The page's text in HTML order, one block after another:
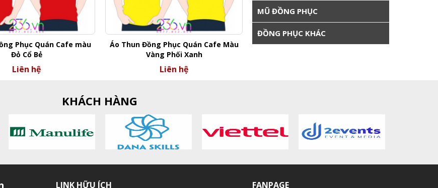
Phục Quán Cafe màu
Đỏ Cổ Bẻ
Liên hệ
Áo Thun Đồng Phục Quán Cafe Màu
Vàng Phối Xanh
Liên hệ
Áo Thun Đồng Phục Quán Cafe Màu
MŨ ĐỒNG PHỤC
ĐỒNG PHỤC KHÁC
KHÁCH HÀNG
LINK HỮU ÍCH FANPAGE